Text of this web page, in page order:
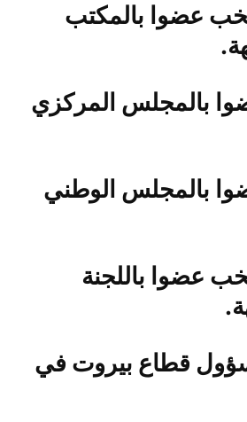
انتخب عضوا بالمكتب
عضوا بالمجلس المركزي
عضوا بالمجلس الوطني
انتخب عضوا باللجنة
مسؤول قطاع بيروت في